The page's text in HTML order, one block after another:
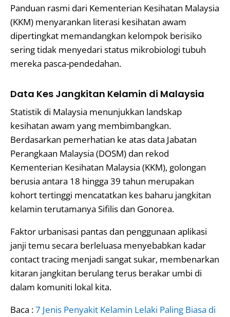
Panduan rasmi dari Kementerian Kesihatan Malaysia
(KKM) menyarankan literasi kesihatan awam
dipertingkat memandangkan kelompok berisiko
sering tidak menyedari status mikrobiologi tubuh
mereka pasca-pendedahan.
Data Kes Jangkitan Kelamin di Malaysia
Statistik di Malaysia menunjukkan landskap
kesihatan awam yang membimbangkan.
Berdasarkan pemerhatian ke atas data Jabatan
Perangkaan Malaysia (DOSM) dan rekod
Kementerian Kesihatan Malaysia (KKM), golongan
berusia antara 18 hingga 39 tahun merupakan
kohort tertinggi mencatatkan kes baharu jangkitan
kelamin terutamanya Sifilis dan Gonorea.
Faktor urbanisasi pantas dan penggunaan aplikasi
janji temu secara berleluasa menyebabkan kadar
contact tracing menjadi sangat sukar, membenarkan
kitaran jangkitan berulang terus berakar umbi di
dalam komuniti lokal kita.
Baca :7 Jenis Penyakit Kelamin Lelaki Paling Biasa di